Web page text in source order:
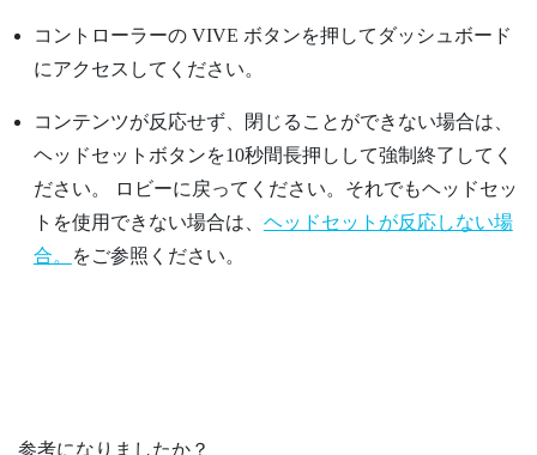
コントローラーの VIVE ボタンを押してダッシュボード
にアクセスしてください。
コンテンツが反応せず、閉じることができない場合は、
ヘッドセットボタンを10秒間長押しして強制終了してく
ださい。
ロビーに戻ってください。それでもヘッドセッ
トを使用できない場合は、 ヘッドセットが反応しない場
合。
をご参照ください。
参考になりましたか？